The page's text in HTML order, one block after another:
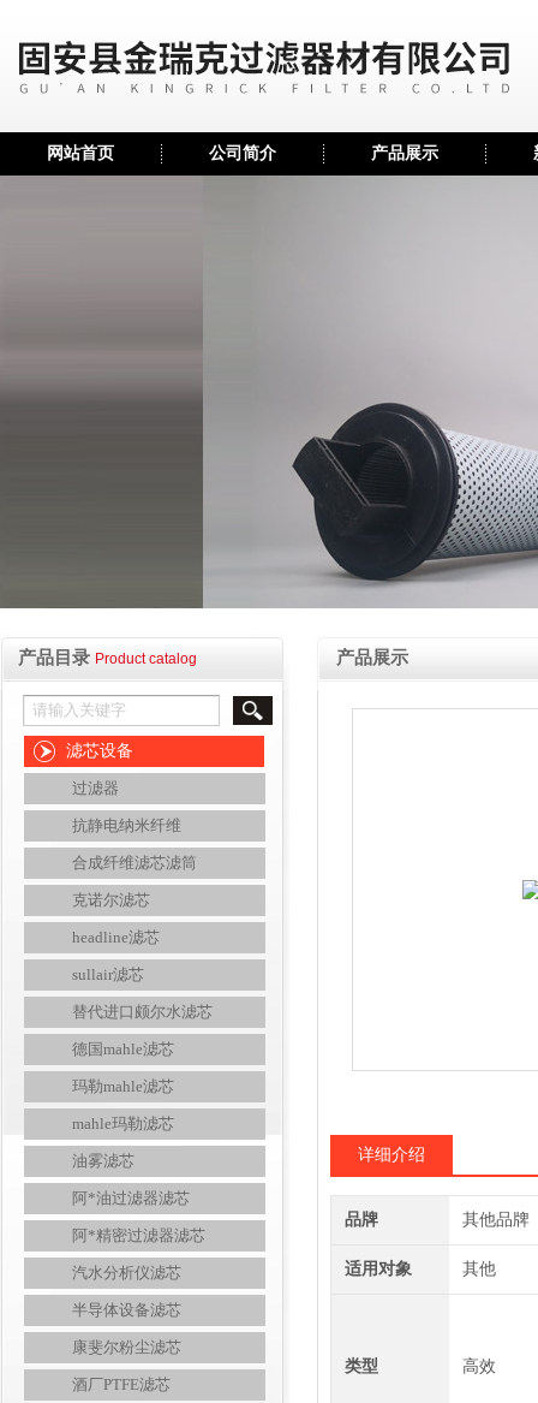
网站首页 公司简介 产品展示
产品目录 Product catalog
滤芯设备
过滤器
抗静电纳米纤维
合成纤维滤芯滤筒
克诺尔滤芯
headline滤芯
sullair滤芯
替代进口颇尔水滤芯
德国mahle滤芯
玛勒mahle滤芯
mahle玛勒滤芯
油雾滤芯
阿*油过滤器滤芯
阿*精密过滤器滤芯
汽水分析仪滤芯
半导体设备滤芯
康斐尔粉尘滤芯
酒厂PTFE滤芯
产品展示
详细介绍
品牌 其他品牌
适用对象 其他
类型 高效